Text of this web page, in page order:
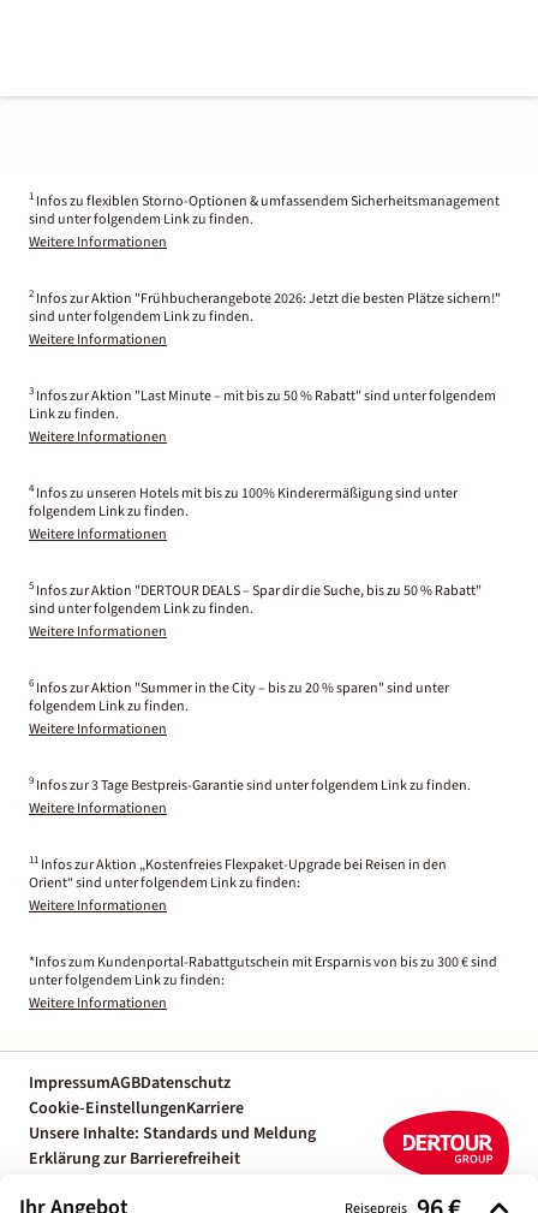
Reisepreis
1 Infos zu flexiblen Storno-Optionen & umfassendem Sicherheitsmanagement
sind unter folgendem Link zu finden.
Weitere Informationen
2 Infos zur Aktion "Frühbucherangebote 2026: Jetzt die besten Plätze sichern!"
sind unter folgendem Link zu finden.
Weitere Informationen
3 Infos zur Aktion "Last Minute – mit bis zu 50 % Rabatt" sind unter folgendem
Link zu finden.
Weitere Informationen
4 Infos zu unseren Hotels mit bis zu 100% Kinderermäßigung sind unter
folgendem Link zu finden.
Weitere Informationen
5 Infos zur Aktion "DERTOUR DEALS – Spar dir die Suche, bis zu 50 % Rabatt"
sind unter folgendem Link zu finden.
Weitere Informationen
6 Infos zur Aktion "Summer in the City – bis zu 20 % sparen" sind unter
folgendem Link zu finden.
Weitere Informationen
9 Infos zur 3 Tage Bestpreis-Garantie sind unter folgendem Link zu finden.
Weitere Informationen
11 Infos zur Aktion „Kostenfreies Flexpaket-Upgrade bei Reisen in den
Orient“ sind unter folgendem Link zu finden:
Weitere Informationen
*Infos zum Kundenportal-Rabattgutschein mit Ersparnis von bis zu 300 € sind
unter folgendem Link zu finden:
Weitere Informationen
ImpressumAGBDatenschutz
Cookie-EinstellungenKarriere
Unsere Inhalte: Standards und Meldung
Erklärung zur Barrierefreiheit